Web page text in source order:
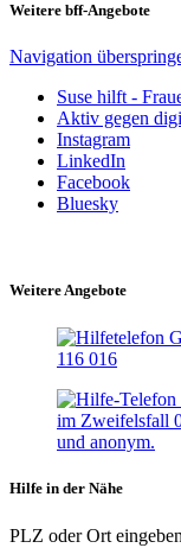
Weitere bff-Angebote
Navigation
Suse hilft -
Aktiv gegen
Instagram
LinkedIn
Facebook
Bluesky
Weitere Angebote
Hilfe in der Nähe
PLZ oder Ort